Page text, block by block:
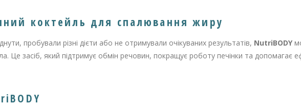
коктейль для спалювання жиру
пробували різні дієти або не отримували очікуваних результатів, NutriBODY
Це засіб, який підтримує обмін речовин, покращує роботу печінки та допомагає